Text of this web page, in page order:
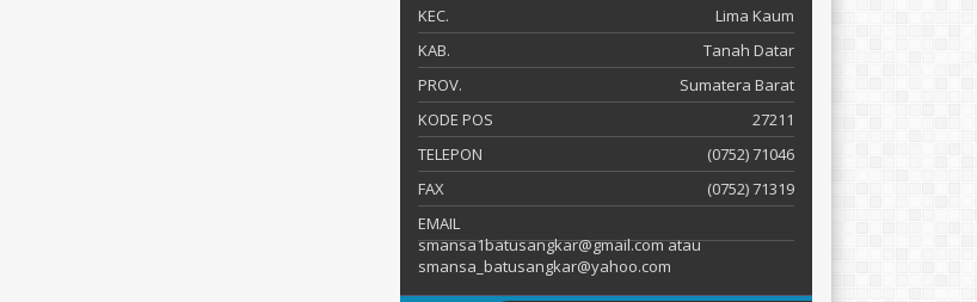
KEC.
Lima Kaum
KAB.
Tanah Datar
PROV.
Sumatera Barat
KODE POS
27211
TELEPON
(0752) 71046
FAX
(0752) 71319
EMAIL
smansa1batusangkar@gmail.com atau
smansa_batusangkar@yahoo.com